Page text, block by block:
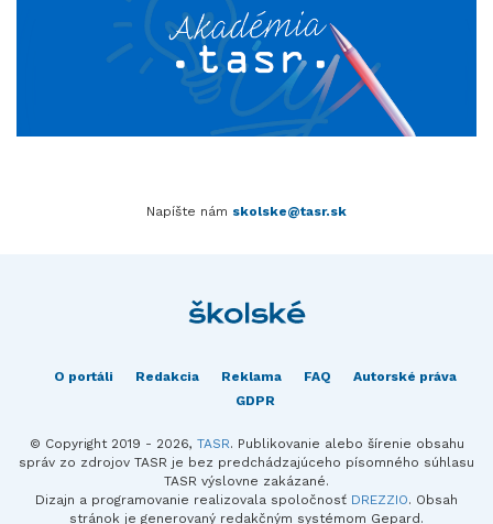
Napíšte nám skolske@tasr.sk
O portáli Redakcia Reklama FAQ
Autorské práva
GDPR
© Copyright 2019 - 2026, TASR. Publikovanie alebo šírenie obsahu
správ zo zdrojov TASR je bez predchádzajúceho písomného súhlasu
TASR výslovne zakázané.
Dizajn a programovanie realizovala spoločnosť DREZZIO. Obsah
stránok je generovaný redakčným systémom Gepard.